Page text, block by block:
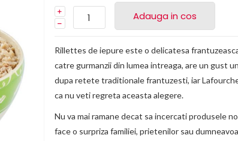
Adauga in cos
Rillettes de iepure este o delicatesa
catre gurmanzii din lumea intreaga, are un gust
dupa retete traditionale frantuzesti, iar
ca nu veti regreta aceasta alegere.
Nu va mai ramane decat sa incercati produsele
face o surpriza familiei, prietenilor sau